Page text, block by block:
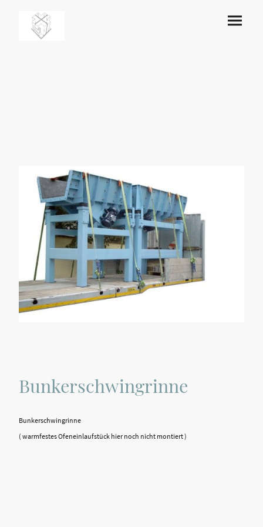
Bunkerschwingrinne
Bunkerschwingrinne
( warmfestes Ofeneinlaufstück hier noch nicht montiert )